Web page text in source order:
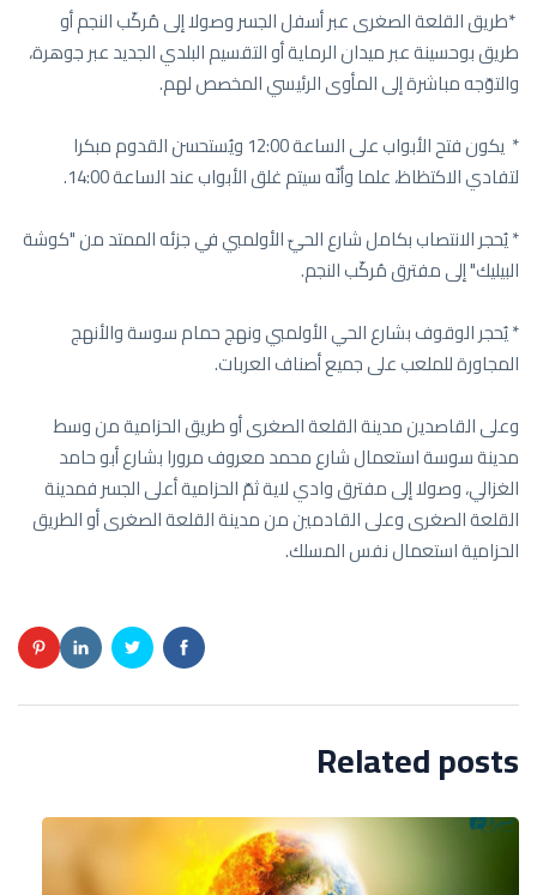
*طريق القلعة الصغرى عبر أسفل الجسر وصولا إلى مُركّب النجم أو
طريق بوحسينة عبر ميدان الرماية أو التقسيم البلدي الجديد عبر جوهرة،
والتوّجه مباشرة إلى المأوى الرئيسي المخصص لهم.
* يكون فتح الأبواب على الساعة 12:00 ويُستحسن القدوم مبكرا
لتفادي الاكتظاظ، علما وأنّه سيتم غلق الأبواب عند الساعة 14:00.
* يُحجر الانتصاب بكامل شارع الحيّ الأولمبي في جزئه الممتد من "كوشة
البيليك" إلى مفترق مُركّب النجم.
* يُحجر الوقوف بشارع الحي الأولمبي ونهج حمام سوسة والأنهج
المجاورة للملعب على جميع أصناف العربات.
وعلى القاصدين مدينة القلعة الصغرى أو طريق الحزامية من وسط
مدينة سوسة استعمال شارع محمد معروف مرورا بشارع أبو حامد
الغزالي، وصولا إلى مفترق وادي لاية ثمّ الحزامية أعلى الجسر فمدينة
القلعة الصغرى وعلى القادمين من مدينة القلعة الصغرى أو الطريق
الحزامية استعمال نفس المسلك.
Related posts